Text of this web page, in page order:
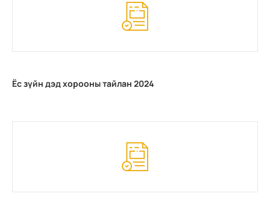
Ёс зүйн дэд хорооны тайлан 2024